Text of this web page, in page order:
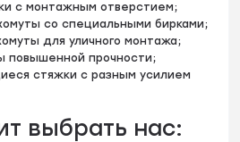
с монтажным отверстием;
со специальными бирками;
для уличного монтажа;
повышенной прочности;
стяжки с разным усилием
выбрать нас: